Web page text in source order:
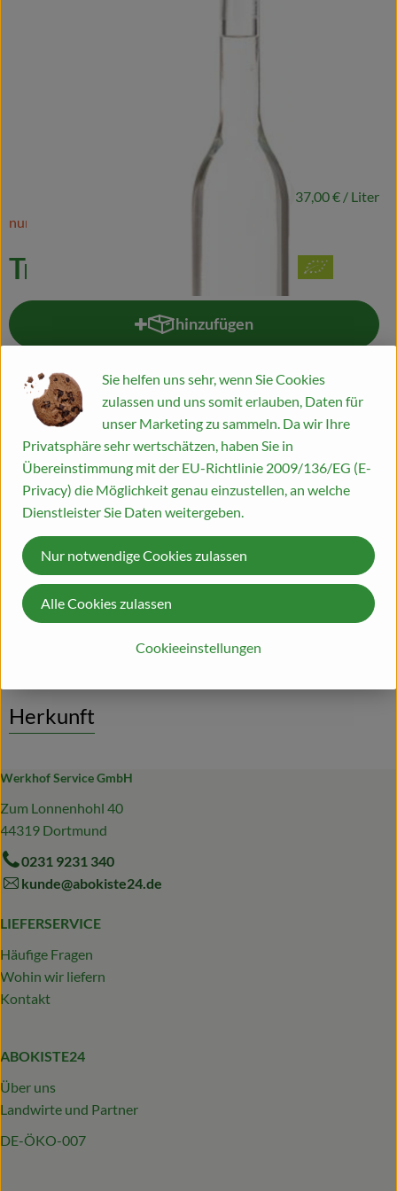
Veranstaltungen
Blog
Tresterbrand Raddeck
18,50 € / 0,5l 37,00 € / Liter
nur noch 2 0,5l verfügbar!
hinzufügen
Produkt zum Warenkorb
0,5l
#54836 18,50 €/ 0,5l 37,00 €/ Liter 19% MwSt
Rezepte
Info Herkunft
Entdecke passende RezepteEs wurden
Info
vorhandener Alkohol 40% vol
Öko-Kontrollstellennummer DE-ÖKO-039
Produktinformationen
Herkunft
Werkhof Service GmbH
Zum Lonnenhohl 40
44319 Dortmund
0231 9231 340
kunde@abokiste24.de
LIEFERSERVICE
Häufige Fragen
Wohin wir liefern
Kontakt
ABOKISTE24
Über uns
Landwirte und Partner
DE-ÖKO-007
Sie helfen uns sehr, wenn Sie Cookies
zulassen und uns somit erlauben, Daten für
unser Marketing zu sammeln. Da wir Ihre
Privatsphäre sehr wertschätzen, haben Sie in
Übereinstimmung mit der EU-Richtlinie 2009/136/EG (E-
Privacy) die Möglichkeit genau einzustellen, an welche
Dienstleister Sie Daten weitergeben.
Cookieeinstellungen
Nur notwendige Cookies zulassen
Alle Cookies zulassen